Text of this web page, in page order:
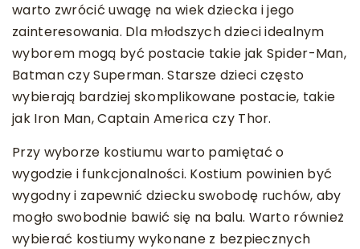
warto zwrócić uwagę na wiek dziecka i jego
zainteresowania. Dla młodszych dzieci idealnym
wyborem mogą być postacie takie jak Spider-Man,
Batman czy Superman. Starsze dzieci często
wybierają bardziej skomplikowane postacie, takie
jak Iron Man, Captain America czy Thor.
Przy wyborze kostiumu warto pamiętać o
wygodzie i funkcjonalności. Kostium powinien być
wygodny i zapewnić dziecku swobodę ruchów, aby
mogło swobodnie bawić się na balu. Warto również
wybierać kostiumy wykonane z bezpiecznych